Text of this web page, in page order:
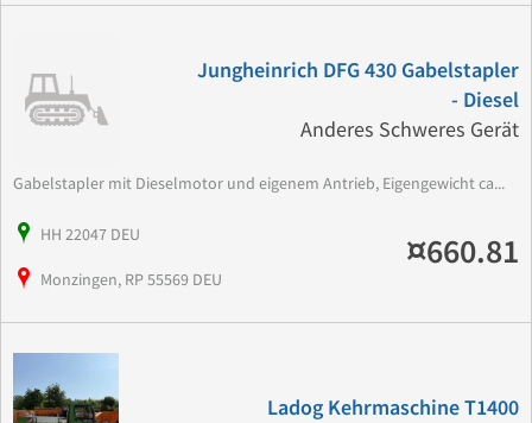
Jungheinrich DFG 430 Gabelstapler
- Diesel
Anderes Schweres Gerät
Gabelstapler mit Dieselmotor und eigenem Antrieb, Eigengewicht ca...
HH 22047 DEU
Monzingen, RP 55569 DEU
¤660.81
Ladog Kehrmaschine T1400